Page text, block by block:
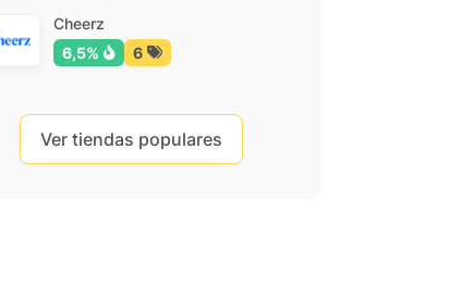
Cheerz
6,5%
6
Ver tiendas populares